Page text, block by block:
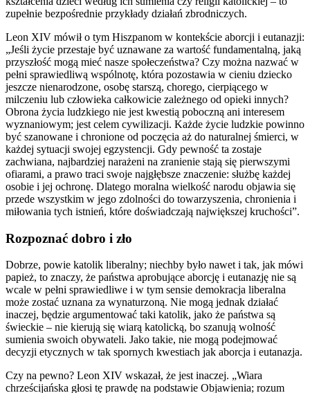
zupełnie bezpośrednie przykłady działań zbrodniczych.
Leon XIV mówił o tym Hiszpanom w kontekście aborcji i eutanazji:
„Jeśli życie przestaje być uznawane za wartość fundamentalną, jaką
przyszłość mogą mieć nasze społeczeństwa? Czy można nazwać w
pełni sprawiedliwą wspólnotę, która pozostawia w cieniu dziecko
jeszcze nienarodzone, osobę starszą, chorego, cierpiącego w
milczeniu lub człowieka całkowicie zależnego od opieki innych?
Obrona życia ludzkiego nie jest kwestią poboczną ani interesem
wyznaniowym; jest celem cywilizacji. Każde życie ludzkie powinno
być szanowane i chronione od poczęcia aż do naturalnej śmierci, w
każdej sytuacji swojej egzystencji. Gdy pewność ta zostaje
zachwiana, najbardziej narażeni na zranienie stają się pierwszymi
ofiarami, a prawo traci swoje najgłębsze znaczenie: służbę każdej
osobie i jej ochronę. Dlatego moralna wielkość narodu objawia się
przede wszystkim w jego zdolności do towarzyszenia, chronienia i
miłowania tych istnień, które doświadczają największej kruchości”.
Rozpoznać dobro i zło
Dobrze, powie katolik liberalny; niechby było nawet i tak, jak mówi
papież, to znaczy, że państwa aprobujące aborcję i eutanazję nie są
wcale w pełni sprawiedliwe i w tym sensie demokracja liberalna
może zostać uznana za wynaturzoną. Nie mogą jednak działać
inaczej, będzie argumentować taki katolik, jako że państwa są
świeckie – nie kierują się wiarą katolicką, bo szanują wolność
sumienia swoich obywateli. Jako takie, nie mogą podejmować
decyzji etycznych w tak spornych kwestiach jak aborcja i eutanazja.
Czy na pewno? Leon XIV wskazał, że jest inaczej. „Wiara
chrześcijańska głosi tę prawdę na podstawie Objawienia; rozum